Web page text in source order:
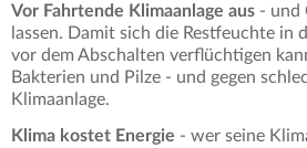
Vor Fahrtende Klimaanlage aus - und
lassen. Damit sich die Restfeuchte in
vor dem Abschalten verflüchtigen
Bakterien und Pilze - und gegen
Klimaanlage.
Klima kostet Energie - wer seine